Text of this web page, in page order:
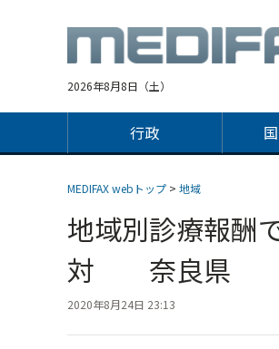
2026年8月8日（土）
行政
MEDIFAX webトップ > 地域
地域別診療報酬
対 奈良県
2020年8月24日 23:13